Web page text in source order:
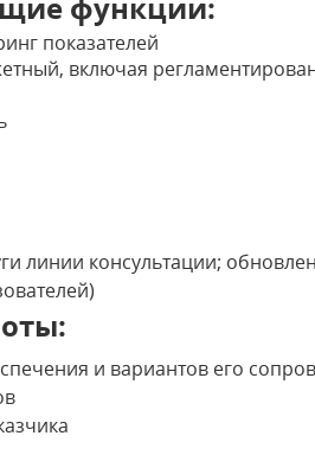
показателей
включая
линии консультации;
и вариантов его